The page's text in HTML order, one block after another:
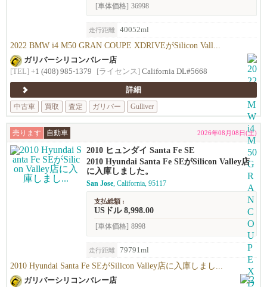
[車体価格] 36998
走行距離 40052ml
2022 BMW i4 M50 GRAN COUPE XDRIVEがSilicon Vall...
ガリバーシリコンバレー店
[TEL] +1 (408) 985-1379 [ライセンス] California DL#5668
詳細
中古車
買取 査定 ガリバー Gulliver
売ります 自動車 2026年08月08日(土)
2010 ヒュンダイ Santa Fe SE
2010 Hyundai Santa Fe SEがSilicon Valley店
に入庫しました。
San Jose, California, 95117
支払総額 :
USドル 8,998.00
[車体価格] 8998
走行距離 79791ml
2010 Hyundai Santa Fe SEがSilicon Valley店に入庫しまし...
ガリバーシリコンバレー店